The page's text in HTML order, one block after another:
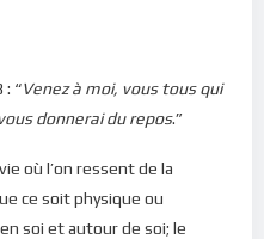
: “Venez à moi, vous tous qui
donnerai du repos.”
où l’on ressent de la
ce soit physique ou
soi et autour de soi; le